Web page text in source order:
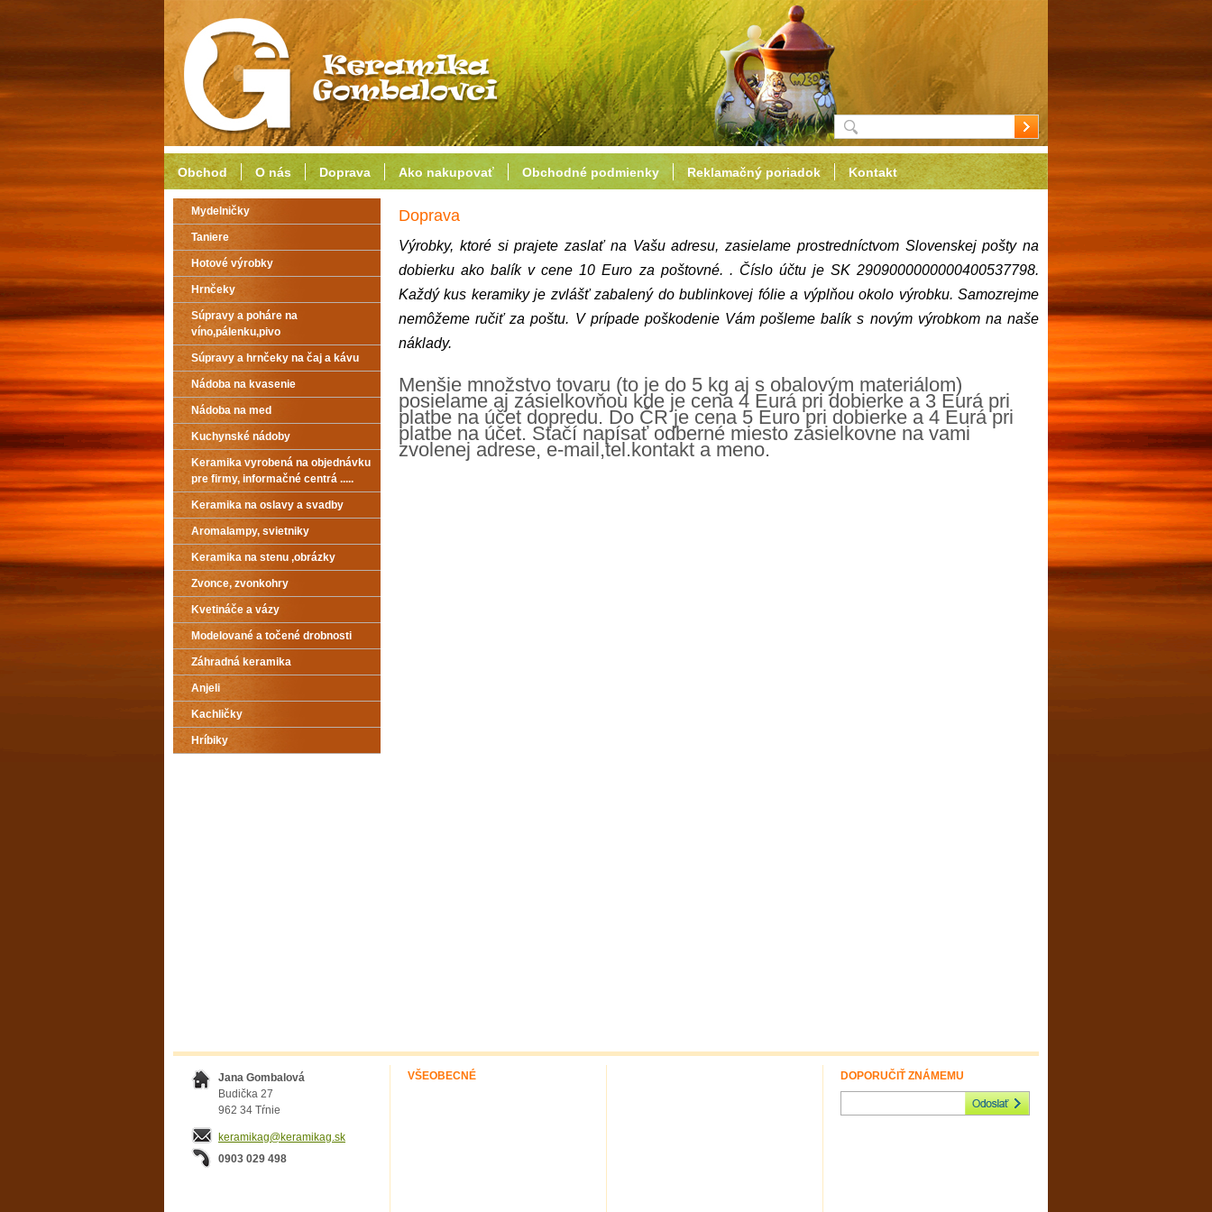
Doprava
Výrobky, ktoré si prajete zaslať na Vašu adresu, zasielame prostredníctvom Slovenskej pošty na
dobierku ako balík v cene 10 Euro za poštovné. . Číslo účtu je SK 2909000000000400537798.
Každý kus keramiky je zvlášť zabalený do bublinkovej fólie a výplňou okolo výrobku. Samozrejme
nemôžeme ručiť za poštu. V prípade poškodenie Vám pošleme balík s novým výrobkom na naše
náklady.
Menšie množstvo tovaru (to je do 5 kg aj s obalovým materiálom)
posielame aj zásielkovňou kde je cena 4 Eurá pri dobierke a 3 Eurá pri
platbe na účet dopredu. Do ČR je cena 5 Euro pri dobierke a 4 Eurá pri
platbe na účet. Stačí napísať odberné miesto zásielkovne na vami
zvolenej adrese, e-mail,tel.kontakt a meno.
Mydelničky
Taniere
Hotové výrobky
Hrnčeky
Súpravy a poháre na
víno,pálenku,pivo
Súpravy a hrnčeky na čaj a kávu
Nádoba na kvasenie
Nádoba na med
Kuchynské nádoby
Keramika vyrobená na objednávku
pre firmy, informačné centrá .....
Keramika na oslavy a svadby
Aromalampy, svietniky
Keramika na stenu ,obrázky
Zvonce, zvonkohry
Kvetináče a vázy
Modelované a točené drobnosti
Záhradná keramika
Anjeli
Kachličky
Hríbiky
Jana Gombalová
Budička 27
962 34 Tŕnie
keramikag@keramikag.sk
0903 029 498
VŠEOBECNÉ DOPORUČIŤ ZNÁMEMU
Obchod O nás Doprava Ako nakupovať Obchodné podmienky Reklamačný poriadok Kontakt